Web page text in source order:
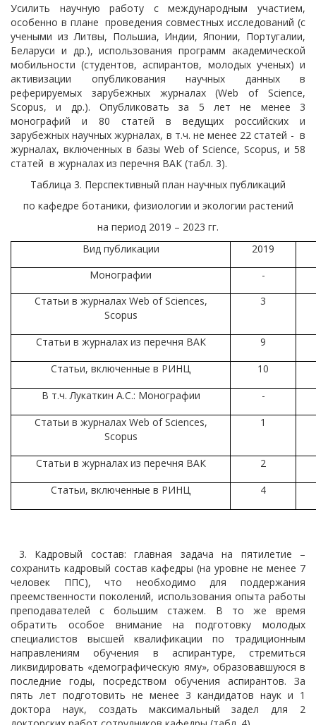
Усилить научную работу с международным участием,
особенно в плане проведения совместных исследований (с
учеными из Литвы, Польшиа, Индии, Японии, Португалии,
Беларуси и др.), использования программ академической
мобильности (студентов, аспирантов, молодых ученых) и
активизации опубликования научных данных в
реферируемых зарубежных журналах (Web of Science,
Scopus, и др.). Опубликовать за 5 лет не менее 3
монографий и 80 статей в ведущих российских и
зарубежных научных журналах, в т.ч. не менее 22 статей - в
журналах, включенных в базы Web of Science, Scopus, и 58
статей в журналах из перечня ВАК (табл. 3).
Таблица 3. Перспективный план научных публикаций
по кафедре ботаники, физиологии и экологии растений
на период 2019 – 2023 гг.
Вид публикации
2019
Монографии
-
Статьи в журналах Web of Sciences,
Scopus
3
Статьи в журналах из перечня ВАК
9
Статьи, включенные в РИНЦ
10
В т.ч. Лукаткин А.С.: Монографии
-
Статьи в журналах Web of Sciences,
Scopus
1
Статьи в журналах из перечня ВАК
2
Статьи, включенные в РИНЦ
4
3. Кадровый состав: главная задача на пятилетие –
сохранить кадровый состав кафедры (на уровне не менее 7
человек ППС), что необходимо для поддержания
преемственности поколений, использования опыта работы
преподавателей с большим стажем. В то же время
обратить особое внимание на подготовку молодых
специалистов высшей квалификации по традиционным
направлениям обучения в аспирантуре, стремиться
ликвидировать «демографическую яму», образовавшуюся в
последние годы, посредством обучения аспирантов. За
пять лет подготовить не менее 3 кандидатов наук и 1
доктора наук, создать максимальный задел для 2